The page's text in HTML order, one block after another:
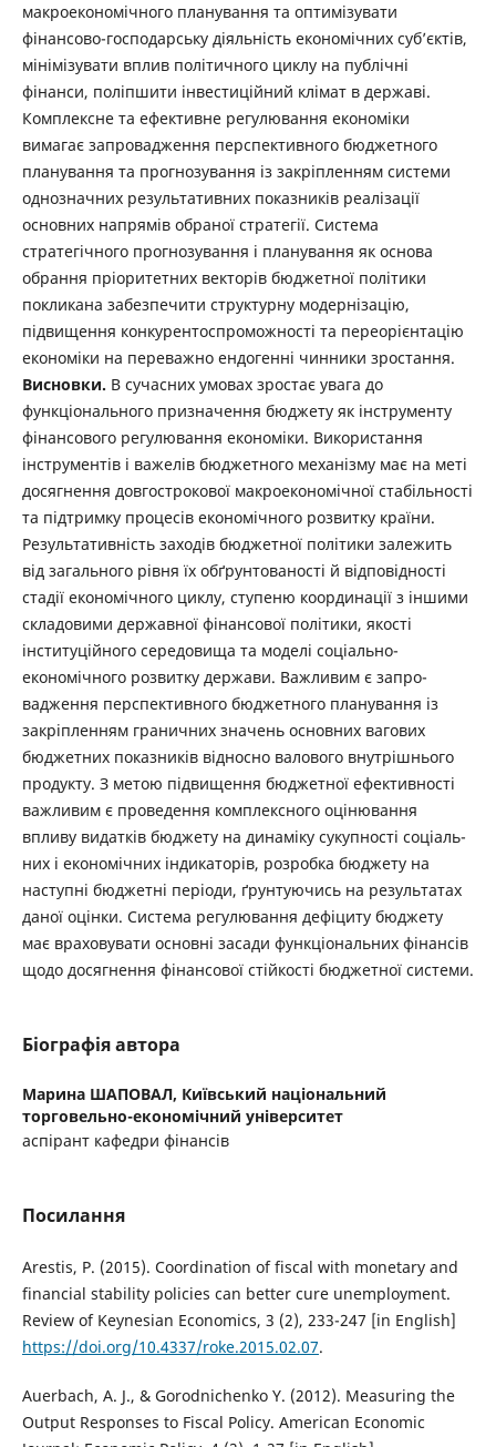
макроекономічного плану­вання та оптимізувати
фінансово-господарську діяльність економічних суб’єктів,
мінімізувати вплив політичного циклу на публічні
фінанси, поліпшити інвестиційний клімат в державі.
Комплексне та ефективне регулювання економіки
вимагає запровадження перспективного бюджетного
планування та прогнозування із закріпленням системи
однозначних результативних показників реалізації
основних напрямів обраної стра­тегії. Система
стратегічного прогнозування і планування як основа
обрання пріори­тетних векторів бюджетної політики
покликана забезпечити структурну модерніза­цію,
підвищення конкурентоспроможності та переорієнтацію
економіки на переважно ендогенні чинники зростання.
Висновки. В сучасних умовах зростає увага до
функціонального призначення бюджету як інструменту
фінансового регулювання економіки. Використання
інстру­ментів і важелів бюджетного механізму має на меті
досягнення довгострокової макроекономічної стабільності
та підтримку процесів економічного розвитку країни.
Результативність заходів бюджетної політики залежить
від загального рівня їх обґрунтованості й відповідності
стадії економічного циклу, ступеню координації з іншими
складовими державної фінансової політики, якості
інституційного сере­довища та моделі соціально-
економічного розвитку держави. Важливим є запро­
вадження перспективного бюджетного планування із
закріпленням граничних зна­чень основних вагових
бюджетних показників відносно валового внутрішнього
продукту. З метою підвищення бюджетної ефективності
важливим є проведення комплексного оцінювання
впливу видатків бюджету на динаміку сукупності соціаль­
них і економічних індикаторів, розробка бюджету на
наступні бюджетні періоди, ґрунтуючись на результатах
даної оцінки. Система регулювання дефіциту бюд­жету
має враховувати основні засади функціональних фінансів
щодо досягнення фінансової стійкості бюджетної системи.
Біографія автора
Марина ШАПОВАЛ, Київський національний
торговельно-економічний університет
аспірант кафедри фінансів
Посилання
Arestis, P. (2015). Coordination of fiscal with monetary and
financial stability policies can better cure unemployment.
Review of Keynesian Economics, 3 (2), 233-247 [in English]
https://doi.org/10.4337/roke.2015.02.07.
Auerbach, A. J., & Gorodnichenko Y. (2012). Measuring the
Output Responses to Fiscal Policy. American Economic